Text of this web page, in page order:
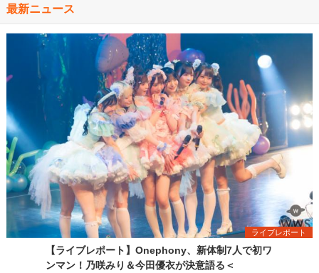
最新ニュース
ライブレポート
【ライブレポート】Onephony、新体制7人で初ワ
ンマン！乃咲みり＆今田優衣が決意語る＜